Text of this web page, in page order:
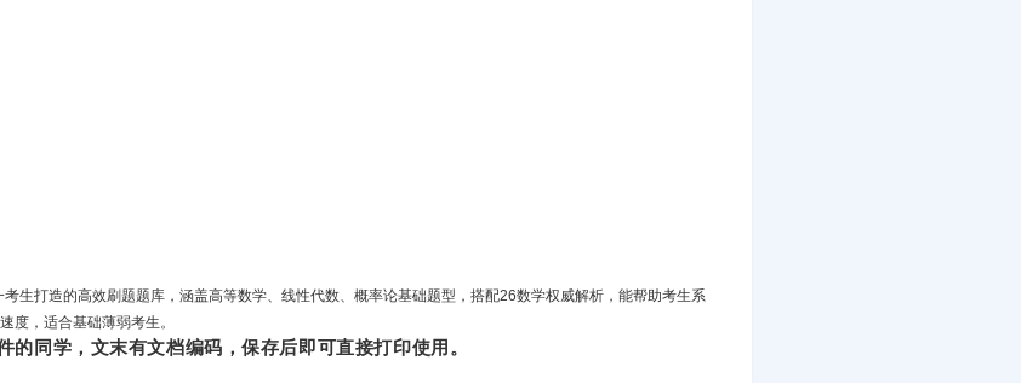
生打造的高效刷题题库，涵盖高等数学、线性代数、概率论基础题型，搭配26数学权威解析，能帮助考生系
度， 适合基础薄弱考生。
的同学，文末有文档编码，保存后即可直接打印使用。